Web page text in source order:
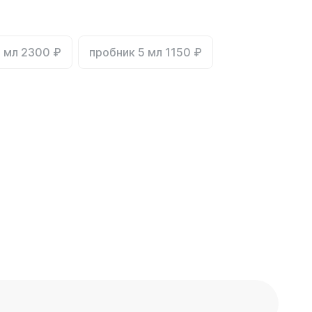
мл 2300 ₽ пробник 5 мл 1150 ₽